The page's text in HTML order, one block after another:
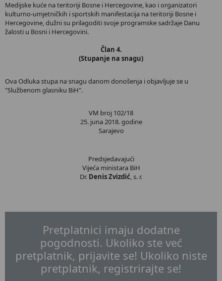
Medijske kuće na teritoriji Bosne i Hercegovine, kao i organizatori
kulturno-umjetničkih i sportskih manifestacija na teritoriji Bosne i
Hercegovine, dužni su prilagoditi svoje programske sadržaje Danu
žalosti u Bosni i Hercegovini.
Član 4.
(Stupanje na snagu)
Ova Odluka stupa na snagu danom donošenja i objavljuje se u
"Službenom glasniku BiH".
VM broj 102/18
25. juna 2018. godine
Sarajevo
Predsjedavajući
Vijeća ministara BiH
Dr. Denis Zvizdić, s. r.
Pretplatnici imaju dodatne
pogodnosti. Ukoliko ste već
pretplatnik, prijavite se! Ukoliko niste
pretplatnik, registrirajte se!